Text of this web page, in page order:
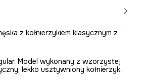
z kołnierzykiem klasycznym z
Model wykonany z wzorzystej
lekko usztywniony kołnierzyk.